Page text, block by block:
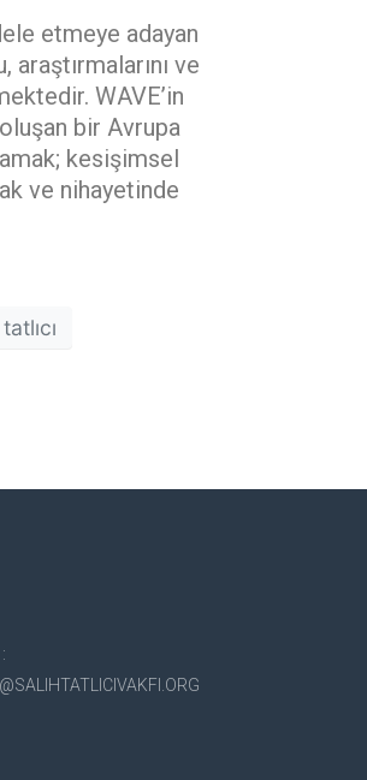
etmeye adayan
ve
WAVE’in
bir Avrupa
kesişimsel
ve nihayetinde